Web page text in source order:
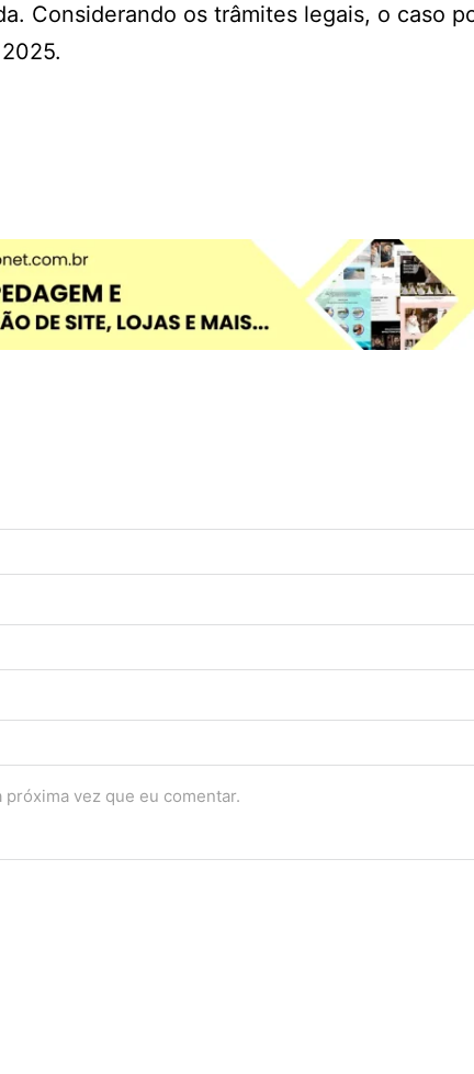
Considerando os trâmites legais, o caso
vez que eu comentar.